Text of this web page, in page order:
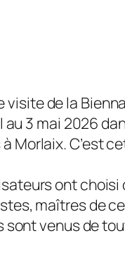
visite de la
3 mai 2026
Morlaix. C’est
ont choisi
maîtres de
venus de